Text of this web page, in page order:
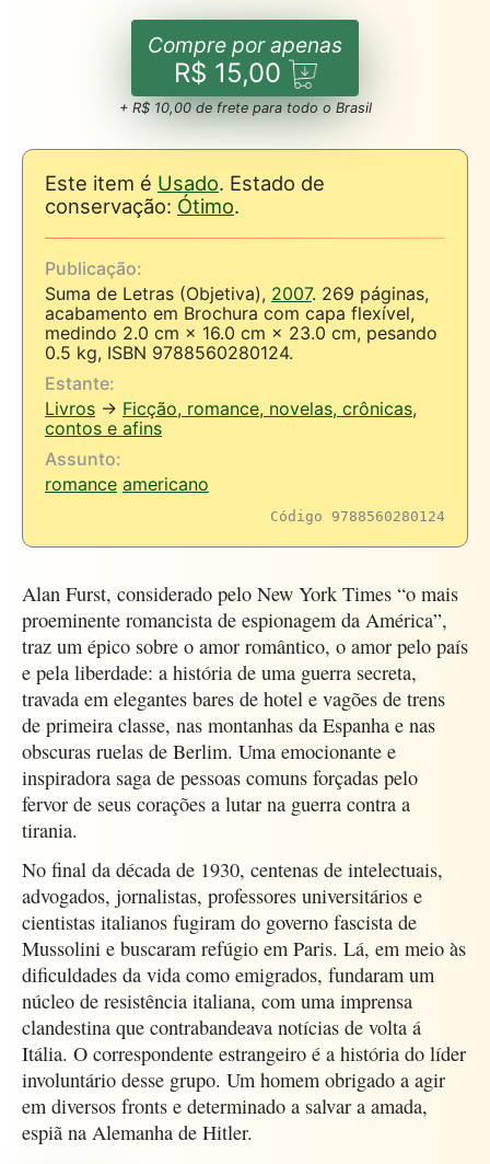
Compre por apenas
R$ 15,00
+ R$ 10,00 de frete para todo o Brasil
Este item é Usado. Estado de
conservação: Ótimo.
Publicação:
Suma de Letras (Objetiva), 2007. 269 páginas,
acabamento em Brochura com capa flexível,
medindo 2.0 cm × 16.0 cm × 23.0 cm, pesando
0.5 kg, ISBN 9788560280124.
Estante:
Livros → Ficção, romance, novelas, crônicas,
contos e afins
Assunto:
romance americano
Código 9788560280124
Alan Furst, considerado pelo New York Times “o mais
proeminente romancista de espionagem da América”,
traz um épico sobre o amor romântico, o amor pelo país
e pela liberdade: a história de uma guerra secreta,
travada em elegantes bares de hotel e vagões de trens
de primeira classe, nas montanhas da Espanha e nas
obscuras ruelas de Berlim. Uma emocionante e
inspiradora saga de pessoas comuns forçadas pelo
fervor de seus corações a lutar na guerra contra a
tirania.
No final da década de 1930, centenas de intelectuais,
advogados, jornalistas, professores universitários e
cientistas italianos fugiram do governo fascista de
Mussolini e buscaram refúgio em Paris. Lá, em meio às
dificuldades da vida como emigrados, fundaram um
núcleo de resistência italiana, com uma imprensa
clandestina que contrabandeava notícias de volta á
Itália. O correspondente estrangeiro é a história do líder
involuntário desse grupo. Um homem obrigado a agir
em diversos fronts e determinado a salvar a amada,
espiã na Alemanha de Hitler.